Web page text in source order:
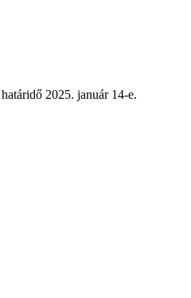
2025. január 14-e.